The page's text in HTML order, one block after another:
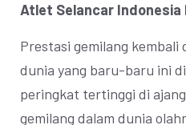
Atlet Selancar Indonesia
Prestasi gemilang
dunia yang baru-baru ini
peringkat tertinggi di
gemilang dalam dunia